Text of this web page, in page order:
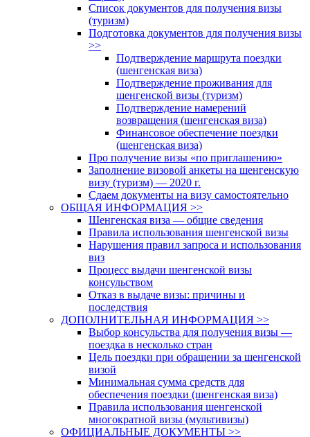
Список документов для получения визы
(туризм)
Подготовка документов для получения визы
>>
Подтверждение маршрута поездки
(шенгенская виза)
Подтверждение проживания для
шенгенской визы (туризм)
Подтверждение намерений
возвращения (шенгенская виза)
Финансовое обеспечение поездки
(шенгенская виза)
Про получение визы «по приглашению»
Заполнение визовой анкеты на шенгенскую
визу (туризм) — 2020 г.
Сдаем документы на визу самостоятельно
ОБЩАЯ ИНФОРМАЦИЯ >>
Шенгенская виза — общие сведения
Правила использования шенгенской визы
Нарушения правил запроса и использования
виз
Процесс выдачи шенгенской визы
консульством
Отказ в выдаче визы: причины и
последствия
ДОПОЛНИТЕЛЬНАЯ ИНФОРМАЦИЯ >>
Выбор консульства для получения визы —
поездка в несколько стран
Цель поездки при обращении за шенгенской
визой
Минимальная сумма средств для
обеспечения поездки (шенгенская виза)
Правила использования шенгенской
многократной визы (мультивизы)
ОФИЦИАЛЬНЫЕ ДОКУМЕНТЫ >>